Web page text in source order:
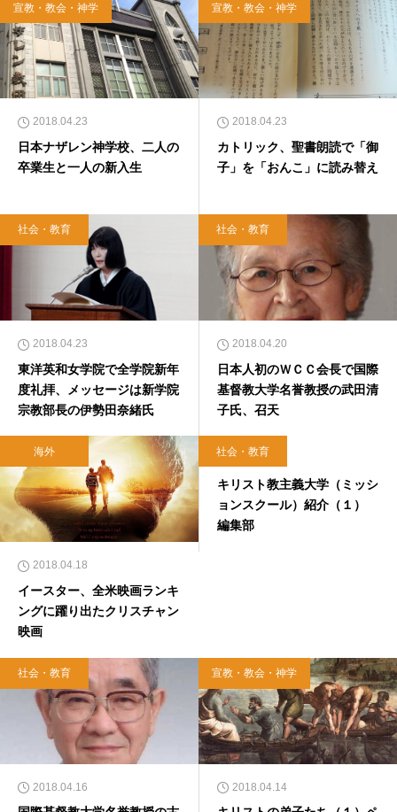
宣教・教会・神学
2018.04.23
日本ナザレン神学校、二人の
卒業生と一人の新入生
宣教・教会・神学
2018.04.23
カトリック、聖書朗読で「御
子」を「おんこ」に読み替え
社会・教育
2018.04.23
東洋英和女学院で全学院新年
度礼拝、メッセージは新学院
宗教部長の伊勢田奈緒氏
社会・教育
2018.04.20
日本人初のＷＣＣ会長で国際
基督教大学名誉教授の武田清
子氏、召天
海外
2018.04.18
イースター、全米映画ランキ
ングに躍り出たクリスチャン
映画
社会・教育
2018.04.17
キリスト教主義大学（ミッシ
ョンスクール）紹介（１）
編集部
社会・教育
2018.04.16
宣教・教会・神学
2018.04.14